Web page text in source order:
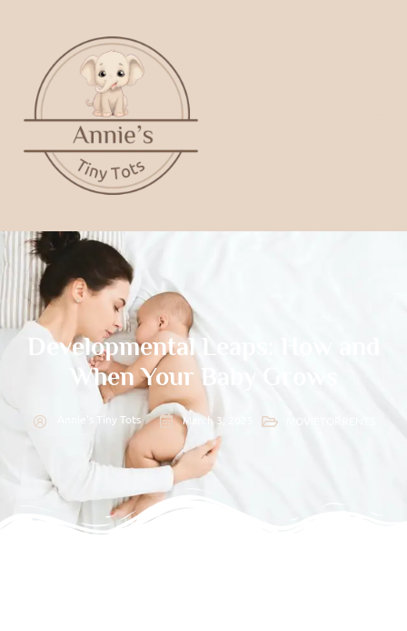
Developmental Leaps: How and
When Your Baby Grows
Annie's Tiny Tots March 3, 2025